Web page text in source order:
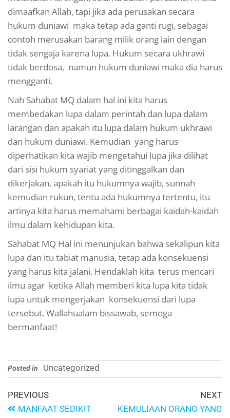
dimaafkan Allah, tapi jika ada perusakan secara
hukum duniawi maka tetap ada ganti rugi, sebagai
contoh merusakan barang milik orang lain dengan
tidak sengaja karena lupa. Hukum secara ukhrawi
tidak berdosa, namun hukum duniawi maka dia harus
mengganti.
Nah Sahabat MQ dalam hal ini kita harus
membedakan lupa dalam perintah dan lupa dalam
larangan dan apakah itu lupa dalam hukum ukhrawi
dan hukum duniawi. Kemudian yang harus
diperhatikan kita wajib mengetahui lupa jika dilihat
dari sisi hukum syariat yang ditinggalkan dan
dikerjakan, apakah itu hukumnya wajib, sunnah
kemudian rukun, tentu ada hukumnya tertentu, itu
artinya kita harus memahami berbagai kaidah-kaidah
ilmu dalam kehidupan kita.
Sahabat MQ Hal ini menunjukan bahwa sekalipun kita
lupa dan itu tabiat manusia, tetap ada konsekuensi
yang harus kita jalani. Hendaklah kita terus mencari
ilmu agar ketika Allah memberi kita lupa kita tidak
lupa untuk mengerjakan konsekuensi dari lupa
tersebut. Wallahualam bissawab, semoga
bermanfaat!
Posted in Uncategorized
PREVIOUS
MANFAAT SEDIKIT
NEXT
KEMULIAAN ORANG YANG